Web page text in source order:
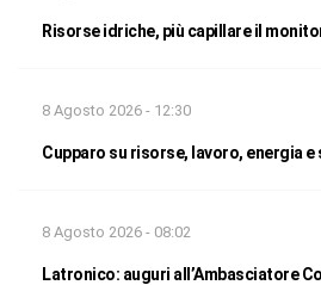
Risorse idriche, più capillare il
8 Agosto 2026 - 12:30
Cupparo su risorse, lavoro, energia e
8 Agosto 2026 - 08:02
Latronico: auguri all’Ambasciatore